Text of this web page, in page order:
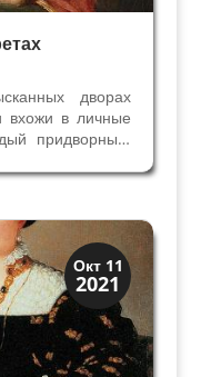
дворах
вхожи в личные
придворный,
эпохи
речь идет...
Окт 11
2021